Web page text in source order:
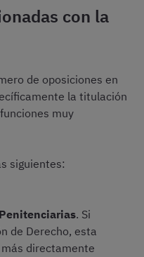
con la
de oposiciones en
la titulación
muy
siguientes:
. Si
de Derecho, esta
directamente